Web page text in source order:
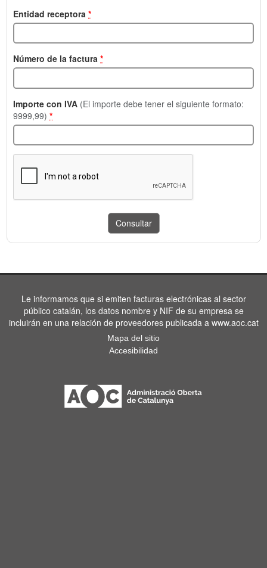
Entidad receptora *
Número de la factura *
Importe con IVA (El importe debe tener el siguiente formato:
9999,99) *
Le informamos que si emiten facturas electrónicas al sector
público catalán, los datos nombre y NIF de su empresa se
incluirán en una relación de proveedores publicada a www.aoc.cat
Mapa del sitio
Accesibilidad